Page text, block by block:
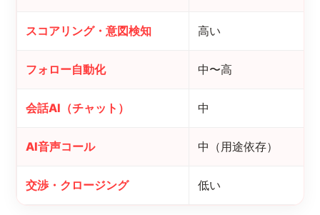
スコアリング・意図検知 高い
フォロー自動化 中〜高
会話AI（チャット） 中
AI音声コール 中（用途依存）
交渉・クロージング 低い